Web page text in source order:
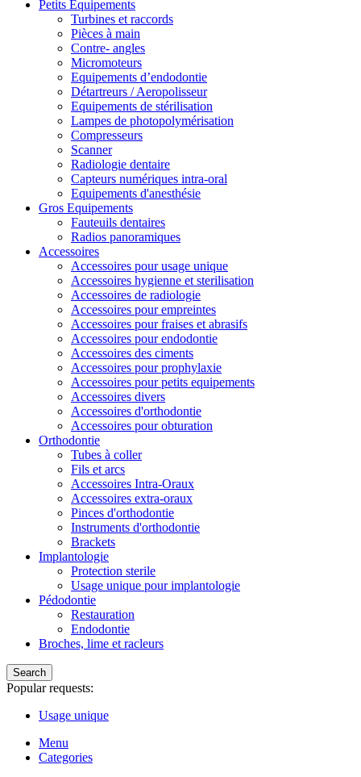
Petits Equipements
Turbines et raccords
Pièces à main
Contre- angles
Micromoteurs
Equipements d’endodontie
Détartreurs / Aeropolisseur
Equipements de stérilisation
Lampes de photopolymérisation
Compresseurs
Scanner
Radiologie dentaire
Capteurs numériques intra-oral
Equipements d'anesthésie
Gros Equipements
Fauteuils dentaires
Radios panoramiques
Accessoires
Accessoires pour usage unique
Accessoires hygienne et sterilisation
Accessoires de radiologie
Accessoires pour empreintes
Accessoires pour fraises et abrasifs
Accessoires pour endodontie
Accessoires des ciments
Accessoires pour prophylaxie
Accessoires pour petits equipements
Accessoires divers
Accessoires d'orthodontie
Accessoires pour obturation
Orthodontie
Tubes à coller
Fils et arcs
Accessoires Intra-Oraux
Accessoires extra-oraux
Pinces d'orthodontie
Instruments d'orthodontie
Brackets
Implantologie
Protection sterile
Usage unique pour implantologie
Pédodontie
Restauration
Endodontie
Broches, lime et racleurs
Search
Popular requests:
Usage unique
Menu
Categories